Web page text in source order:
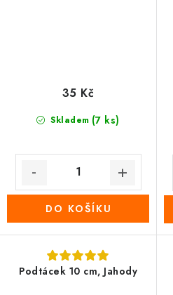
Skladem (7 ks)
35 Kč
DO KOŠÍKU
Podtácek 10 cm, Jahody